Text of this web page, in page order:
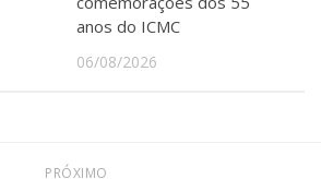
anos do ICMC
06/08/2026
PRÓXIMO